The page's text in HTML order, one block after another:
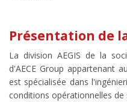
Présentation de
La division AEGIS de la
d'AECE Group appartenant
est spécialisée dans
conditions opérationnelles